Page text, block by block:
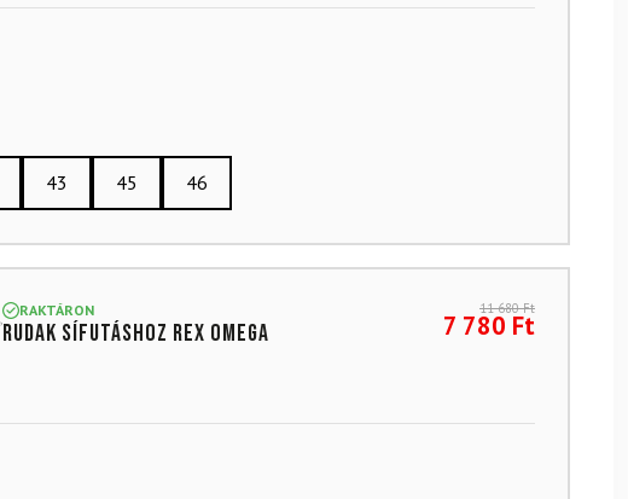
43 45 46
RAKTÁRON
Rudak sífutáshoz REX Omega
11 680Ft
7 780 Ft